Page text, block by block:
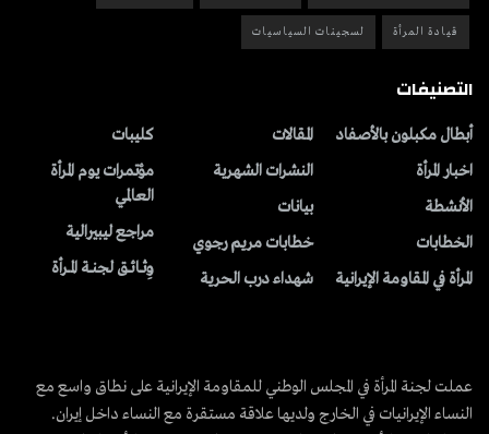
قيادة المرأة لسجينات السياسيات
التصنيفات
أبطال مكبلون بالأصفاد
اخبار المرأة
الأنشطة
الخطابات
المرأة في المقاومة الإيرانية
المقالات
النشرات الشهریة
بیانات
خطابات مريم رجوي
شهداء درب الحرية
کلیبات
مؤتمرات يوم المرأة
العالمي
مراجع ليبيرالية
وِثــائــق لجنــة المــرأة
عملت لجنة المرأة في المجلس الوطني للمقاومة الإيرانية على نطاق واسع مع
النساء الإيرانيات في الخارج ولديها علاقة مستقرة مع النساء داخل إيران.